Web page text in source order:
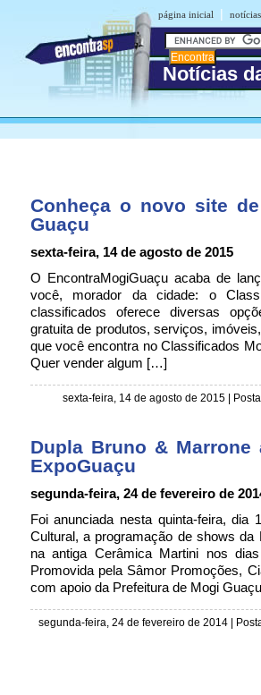
página inicial |
Notícias
Conheça o novo site
Guaçu
sexta-feira, 14 de agosto de 2015
O EncontraMogiGuaçu acaba de
você, morador da cidade: o
classificados oferece diversas
gratuita de produtos, serviços,
que você encontra no Classificados
Quer vender algum […]
sexta-feira, 14 de agosto de 2015 |
Dupla Bruno &
ExpoGuaçu
segunda-feira, 24 de fevereiro de
Foi anunciada nesta quinta-feira,
Cultural, a programação de shows
na antiga Cerâmica Martini nos
Promovida pela Sâmor Promoções,
com apoio da Prefeitura de Mogi
segunda-feira, 24 de fevereiro de 2014 |